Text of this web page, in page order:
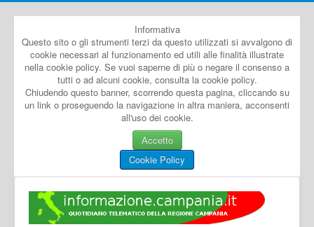
Informativa
Questo sito o gli strumenti terzi da questo utilizzati si avvalgono di
cookie necessari al funzionamento ed utili alle finalità illustrate
nella cookie policy. Se vuoi saperne di più o negare il consenso a
tutti o ad alcuni cookie, consulta la cookie policy.
Chiudendo questo banner, scorrendo questa pagina, cliccando su
un link o proseguendo la navigazione in altra maniera, acconsenti
all'uso dei cookie.
Accetto
Cookie Policy